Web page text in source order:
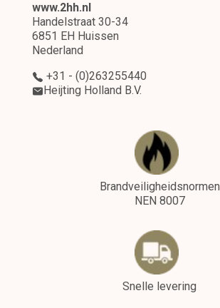
www.2hh.nl
Handelstraat 30-34
6851 EH Huissen
Nederland
+31 - (0)263255440
Heijting Holland B.V.
Brandveiligheidsnormen
NEN 8007
Snelle levering